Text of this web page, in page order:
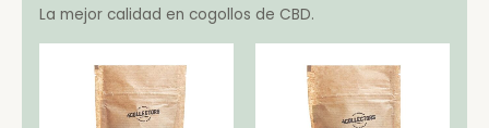
La mejor calidad en cogollos de CBD.